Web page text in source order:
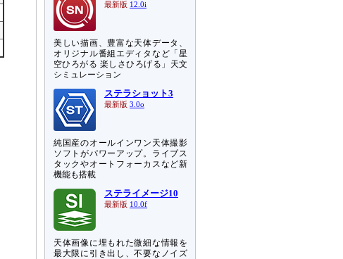
最新版 12.0i
美しい描画、豊富な天体データ、
オリジナル番組エディタなど「星
空ひろがる 楽しさひろげる」天文
シミュレーション
ステラショット3
最新版 3.0o
純国産のオールインワン天体撮影
ソフトがパワーアップ。ライブス
タックやオートフォーカスなど新
機能も搭載
ステライメージ10
最新版 10.0f
天体画像に埋もれた微細な情報を
最大限に引き出し、不要なノイズ